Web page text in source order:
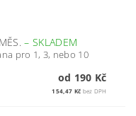
– SKLADEM
pro 1, 3, nebo 10
od 190 Kč
154,47 Kč bez DPH